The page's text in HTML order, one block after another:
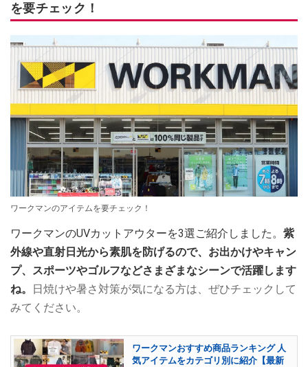
を要チェック！
ワークマンのアイテムを要チェック！
ワークマンのUVカットアウターを3選ご紹介しました。 紫
外線や直射日光から素肌を防げるので、お出かけやキャン
プ、スポーツやゴルフなどさまざまなシーンで活躍します
ね。
日焼けや暑さ対策が気になる方は、ぜひチェックして
みてください。
ワークマンおすすめ商品ランキング 人
気アイテムをカテゴリ別に紹介【最新